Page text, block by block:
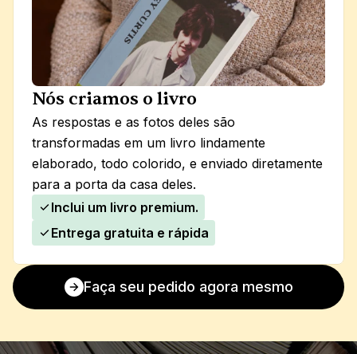
Nós criamos o livro
As respostas e as fotos deles são
transformadas em um livro lindamente
elaborado, todo colorido, e enviado diretamente
para a porta da casa deles.
Inclui um livro premium.
Entrega gratuita e rápida
Faça seu pedido agora mesmo